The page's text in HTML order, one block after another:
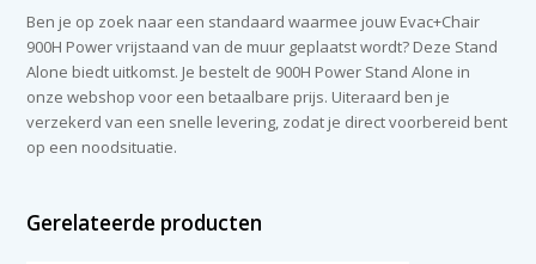
Ben je op zoek naar een standaard waarmee jouw Evac+Chair
900H Power vrijstaand van de muur geplaatst wordt? Deze Stand
Alone biedt uitkomst. Je bestelt de 900H Power Stand Alone in
onze webshop voor een betaalbare prijs. Uiteraard ben je
verzekerd van een snelle levering, zodat je direct voorbereid bent
op een noodsituatie.
Gerelateerde producten